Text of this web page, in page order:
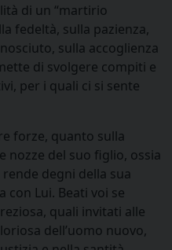
di un “martirio
fedeltà, sulla pazienza,
sulla accoglienza
di svolgere compiti e
per i quali ci si sente
forze, quanto sulla
nozze del suo figlio, ossia
degni della sua
con Lui. Beati voi se
quali invitati alle
dell’uomo nuovo,